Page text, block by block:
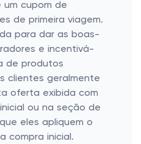
um cupom de
de primeira viagem.
para dar as boas-
e incentivá-
de produtos
clientes geralmente
oferta exibida com
ou na seção de
eles apliquem o
compra inicial.